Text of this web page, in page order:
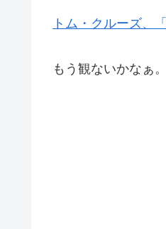
トム・クルーズ、
もう観ないかなぁ。